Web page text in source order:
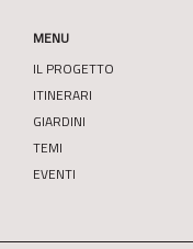
MENU
IL PROGETTO
ITINERARI
GIARDINI
TEMI
EVENTI